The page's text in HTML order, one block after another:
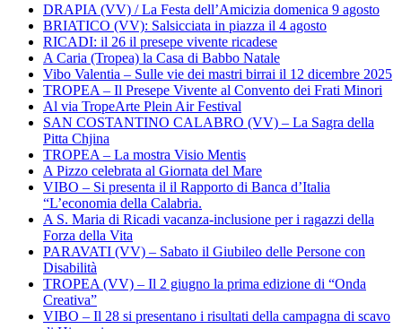
DRAPIA (VV) / La Festa dell’Amicizia domenica 9 agosto
BRIATICO (VV): Salsicciata in piazza il 4 agosto
RICADI: il 26 il presepe vivente ricadese
A Caria (Tropea) la Casa di Babbo Natale
Vibo Valentia – Sulle vie dei mastri birrai il 12 dicembre 2025
TROPEA – Il Presepe Vivente al Convento dei Frati Minori
Al via TropeArte Plein Air Festival
SAN COSTANTINO CALABRO (VV) – La Sagra della
Pitta Chjina
TROPEA – La mostra Visio Mentis
A Pizzo celebrata al Giornata del Mare
VIBO – Si presenta il il Rapporto di Banca d’Italia
“L’economia della Calabria.
A S. Maria di Ricadi vacanza-inclusione per i ragazzi della
Forza della Vita
PARAVATI (VV) – Sabato il Giubileo delle Persone con
Disabilità
TROPEA (VV) – Il 2 giugno la prima edizione di “Onda
Creativa”
VIBO – Il 28 si presentano i risultati della campagna di scavo